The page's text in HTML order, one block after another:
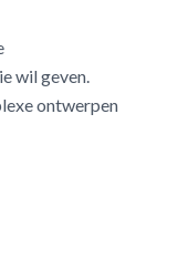
wil geven.
ontwerpen